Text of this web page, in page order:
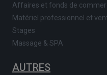
Affaires et fonds de
Matériel professionnel et
Stages
Massage & SPA
AUTRES